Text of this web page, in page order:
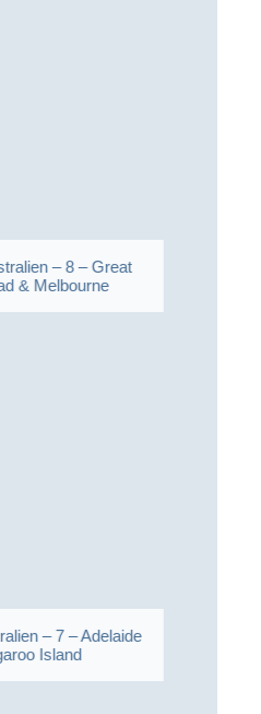
– 8 – Great
& Melbourne
– 7 – Adelaide
Island